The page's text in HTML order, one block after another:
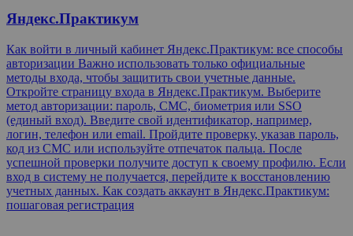
Яндекс.Практикум
Как войти в личный кабинет Яндекс.Практикум: все способы
авторизации Важно использовать только официальные
методы входа, чтобы защитить свои учетные данные.
Откройте страницу входа в Яндекс.Практикум. Выберите
метод авторизации: пароль, СМС, биометрия или SSO
(единый вход). Введите свой идентификатор, например,
логин, телефон или email. Пройдите проверку, указав пароль,
код из СМС или используйте отпечаток пальца. После
успешной проверки получите доступ к своему профилю. Если
вход в систему не получается, перейдите к восстановлению
учетных данных. Как создать аккаунт в Яндекс.Практикум:
пошаговая регистрация